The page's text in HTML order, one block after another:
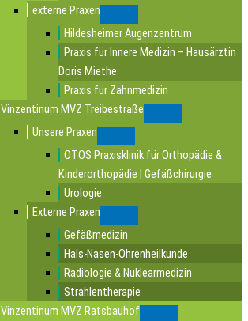
externe Praxen
Hildesheimer Augenzentrum
Praxis für Innere Medizin – Hausärztin
Doris Miethe
Praxis für Zahnmedizin
Vinzentinum MVZ Treibestraße
Unsere Praxen
OTOS Praxisklinik für Orthopädie &
Kinderorthopädie | Gefäßchirurgie
Urologie
Externe Praxen
Gefäßmedizin
Hals-Nasen-Ohrenheilkunde
Radiologie & Nuklearmedizin
Strahlentherapie
Vinzentinum MVZ Ratsbauhof